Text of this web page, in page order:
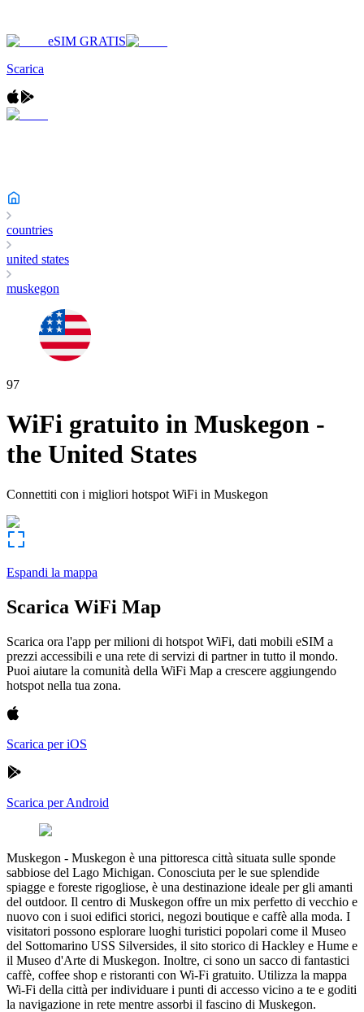
eSIM GRATIS
Scarica
countries
united states
muskegon
97
WiFi gratuito in Muskegon -
the United States
Connettiti con i migliori hotspot WiFi in Muskegon
Espandi la mappa
Scarica WiFi Map
Scarica ora l'app per milioni di hotspot WiFi, dati mobili eSIM a
prezzi accessibili e una rete di servizi di partner in tutto il mondo.
Puoi aiutare la comunità della WiFi Map a crescere aggiungendo
hotspot nella tua zona.
Scarica per iOS
Scarica per Android
Muskegon - Muskegon è una pittoresca città situata sulle sponde
sabbiose del Lago Michigan. Conosciuta per le sue splendide
spiagge e foreste rigogliose, è una destinazione ideale per gli amanti
del outdoor. Il centro di Muskegon offre un mix perfetto di vecchio e
nuovo con i suoi edifici storici, negozi boutique e caffè alla moda. I
visitatori possono esplorare luoghi turistici popolari come il Museo
del Sottomarino USS Silversides, il sito storico di Hackley e Hume e
il Museo d'Arte di Muskegon. Inoltre, ci sono un sacco di fantastici
caffè, coffee shop e ristoranti con Wi-Fi gratuito. Utilizza la mappa
Wi-Fi della città per individuare i punti di accesso vicino a te e goditi
la navigazione in rete mentre assorbi il fascino di Muskegon.